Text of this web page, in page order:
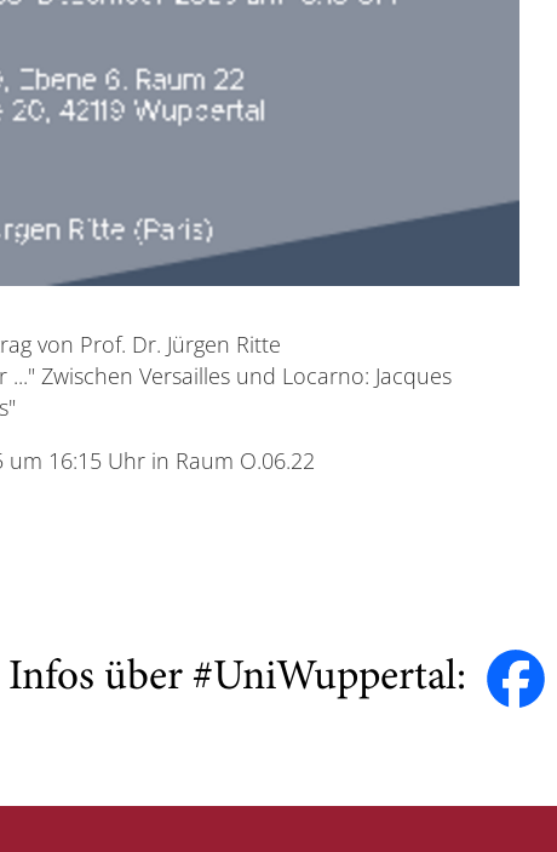
von Prof. Dr. Jürgen Ritte
Zwischen Versailles und Locarno: Jacques
16:15 Uhr in Raum O.06.22
Infos über #UniWuppertal: